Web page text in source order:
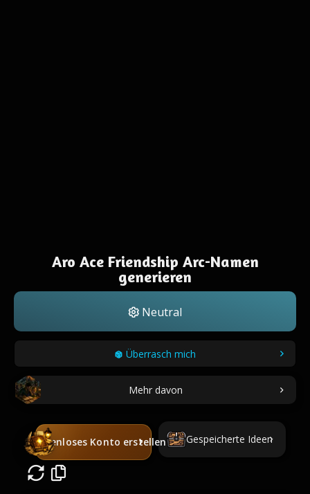
Aro Ace Friendship Arc-Namen
generieren
Neutral
Überrasch mich
Mehr davon
Kostenloses Konto erstellen Gespeicherte Ideen